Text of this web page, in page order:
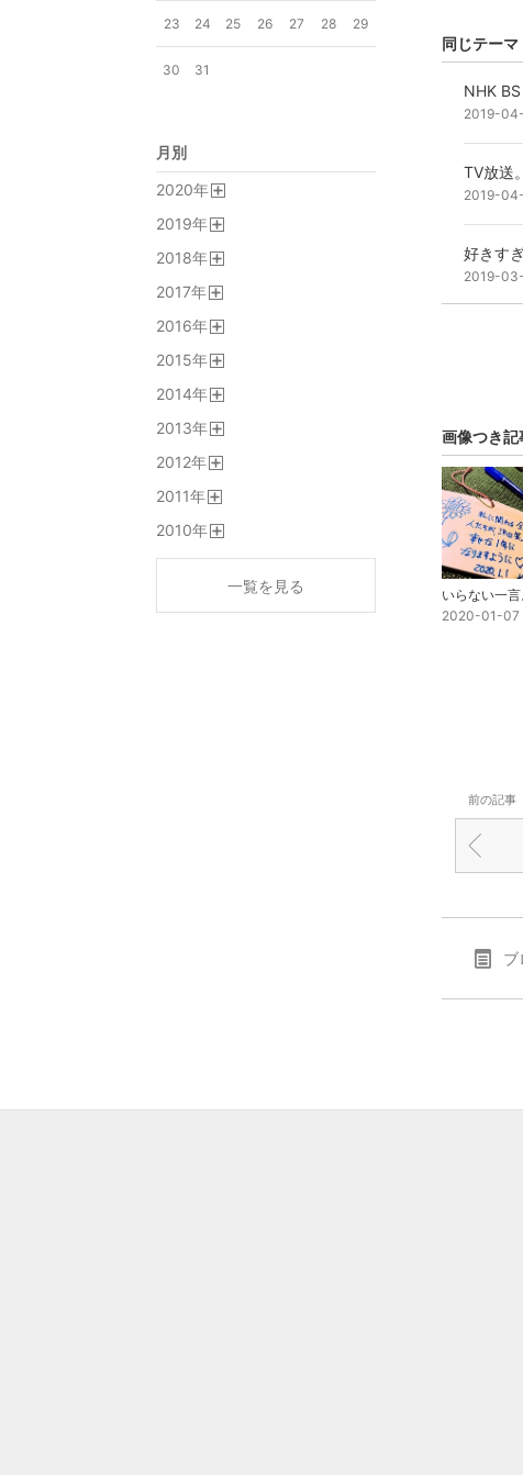
同じテーマ
NHK
2019-
TV放送。
2019-
好きすぎ
2019-
画像つき記
いらない一言
2020-01-07
前の記事
ブ
23 24 25 26 27 28 29
30 31
月別
2020年
2019年
2018年
2017年
2016年
2015年
2014年
2013年
2012年
2011年
2010年
一覧を見る